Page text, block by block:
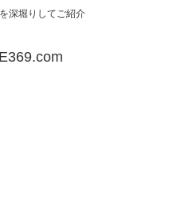
深堀りしてご紹介